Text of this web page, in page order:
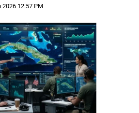
2026 12:57 PM